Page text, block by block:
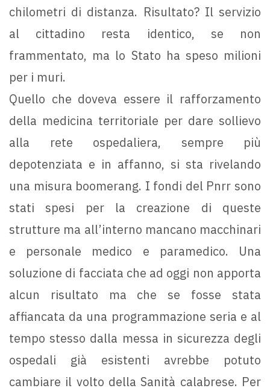
chilometri di distanza. Risultato? Il servizio
al cittadino resta identico, se non
frammentato, ma lo Stato ha speso milioni
per i muri.
Quello che doveva essere il rafforzamento
della medicina territoriale per dare sollievo
alla rete ospedaliera, sempre più
depotenziata e in affanno, si sta rivelando
una misura boomerang. I fondi del Pnrr sono
stati spesi per la creazione di queste
strutture ma all’interno mancano macchinari
e personale medico e paramedico. Una
soluzione di facciata che ad oggi non apporta
alcun risultato ma che se fosse stata
affiancata da una programmazione seria e al
tempo stesso dalla messa in sicurezza degli
ospedali già esistenti avrebbe potuto
cambiare il volto della Sanità calabrese. Per